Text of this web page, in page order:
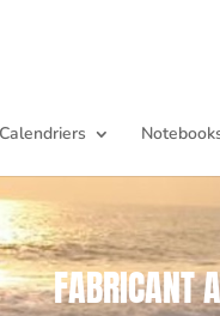
Calendriers
FABRICANT